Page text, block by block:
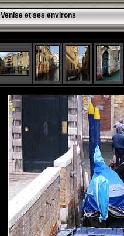
Venise et ses environs